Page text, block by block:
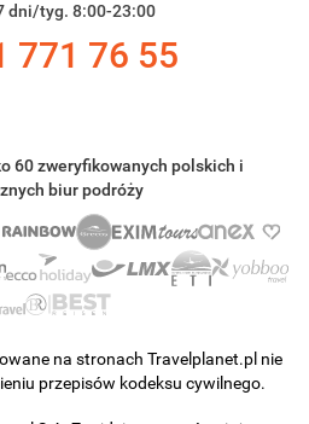
dni/tyg. 8:00-23:00
771 76 55
60 zweryfikowanych polskich i
biur podróży
na stronach Travelplanet.pl nie
przepisów kodeksu cywilnego.